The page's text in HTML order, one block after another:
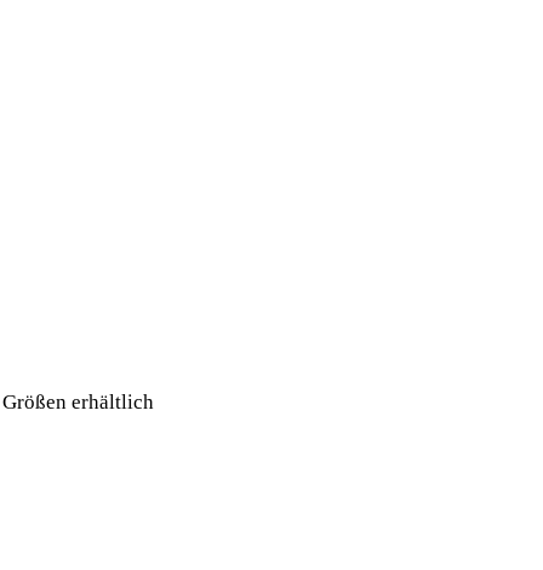
erhältlich